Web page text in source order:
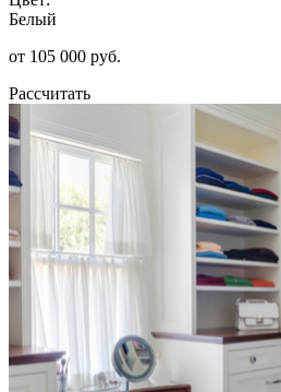
Белый
от 105 000 руб.
Рассчитать